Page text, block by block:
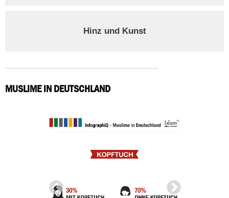
Hinz und Kunst
MUSLIME IN DEUTSCHLAND